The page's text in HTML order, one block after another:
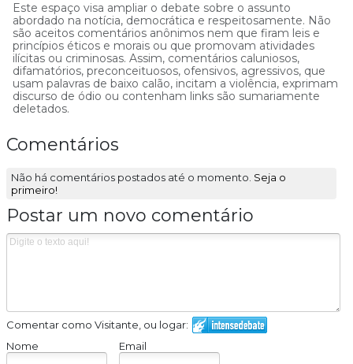
Este espaço visa ampliar o debate sobre o assunto
abordado na notícia, democrática e respeitosamente. Não
são aceitos comentários anônimos nem que firam leis e
princípios éticos e morais ou que promovam atividades
ilícitas ou criminosas. Assim, comentários caluniosos,
difamatórios, preconceituosos, ofensivos, agressivos, que
usam palavras de baixo calão, incitam a violência, exprimam
discurso de ódio ou contenham links são sumariamente
deletados.
Comentários
Não há comentários postados até o momento. Seja o
primeiro!
Postar um novo comentário
Comentar como Visitante, ou logar:
Nome
Email